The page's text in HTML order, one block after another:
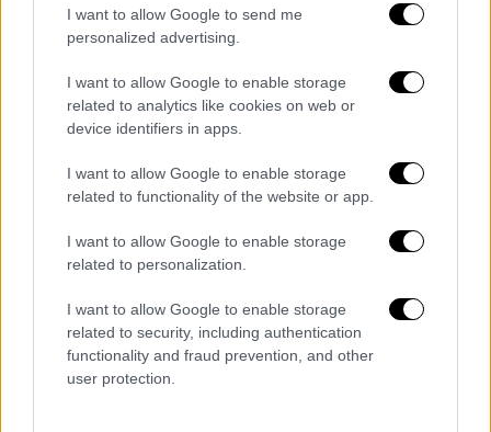
I want to allow Google to send me
personalized advertising.
I want to allow Google to enable storage
related to analytics like cookies on web or
device identifiers in apps.
I want to allow Google to enable storage
related to functionality of the website or app.
I want to allow Google to enable storage
related to personalization.
I want to allow Google to enable storage
related to security, including authentication
functionality and fraud prevention, and other
user protection.
προκληθεί από μια σειρά από παράγοντες,
συμπεριλαμβανομένων όγκων στον
έντονου στρες, όπως επίσης και της γενικής
αναισθησίας.
Το περίεργο με τον Στίβεν είναι ότι δεν του
έχει συμβεί μία φορά να ξυπνήσει από
αναισθησία και να μιλά σε άλλη γλώσσα.
Σε διάστημα μίας δεκαετίας, έχει υποβληθεί
σε διάφορες χειρουργικές επεμβάσεις και
κάθε φορά που επανακτά τις αισθήσεις του
και μια νοσοκόμα τον ρωτά «πώς
αισθάνεστε», ξεκινά να μιλά άπταιστα